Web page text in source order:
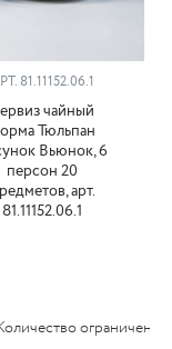
81.11152.06.1
чайный
Тюльпан
Вьюнок, 6
персон 20
арт.
81.11152.06.1
ограничено